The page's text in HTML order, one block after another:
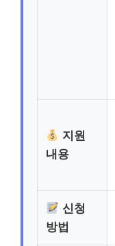
지원
내용
신청
방법